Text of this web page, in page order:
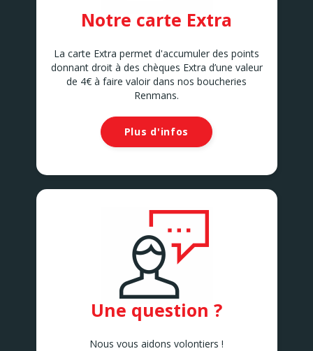
Notre carte Extra
La carte Extra permet d'accumuler des points
donnant droit à des chèques Extra d’une valeur
de 4€ à faire valoir dans nos boucheries
Renmans.
Plus d'infos
Une question ?
Nous vous aidons volontiers !